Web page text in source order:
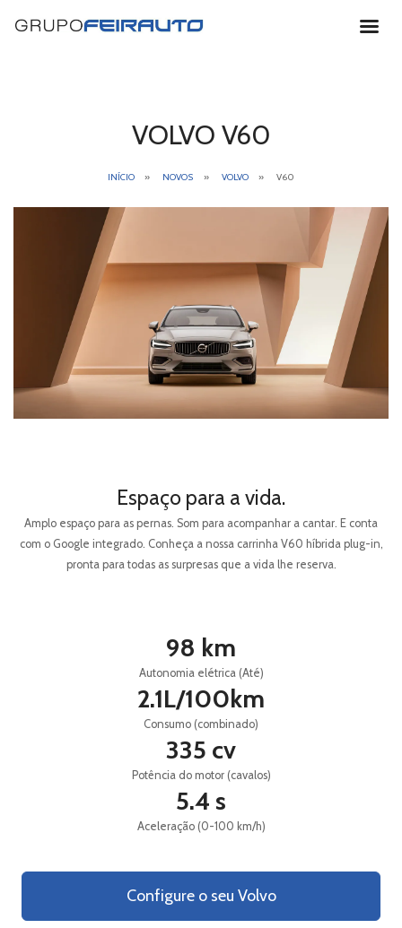
VENDAS:
Sábado:
*Exceto de 15 jul a 15 set e feriados.
Santa Maria da Feira
Fax:
Email:feirauto@feirauto.pt
Fax:
Email:martinsdesa@feirauto.pt
Aveiro
Tel.:
Fax:
VOLVO V60
INÍCIO NOVOS VOLVO V60
Espaço para a vida.
Amplo espaço para as pernas. Som para acompanhar a cantar. E conta
com o Google integrado. Conheça a nossa carrinha V60 híbrida plug-in,
pronta para todas as surpresas que a vida lhe reserva.
98 km
Autonomia elétrica (Até)
2.1L/100km
Consumo (combinado)
335 cv
Potência do motor (cavalos)
5.4 s
Aceleração (0-100 km/h)
Configure o seu Volvo